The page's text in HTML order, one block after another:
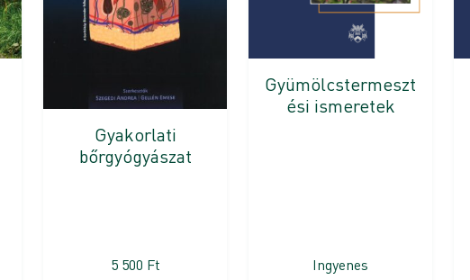
Gyakorlati
bőrgyógyászat
5 500 Ft
Gyümölcstermeszt
ési ismeretek
Ingyenes